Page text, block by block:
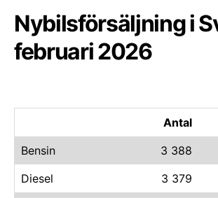
Nybilsförsäljning i
februari 2026
Antal
Bensin
3 388
Diesel
3 379